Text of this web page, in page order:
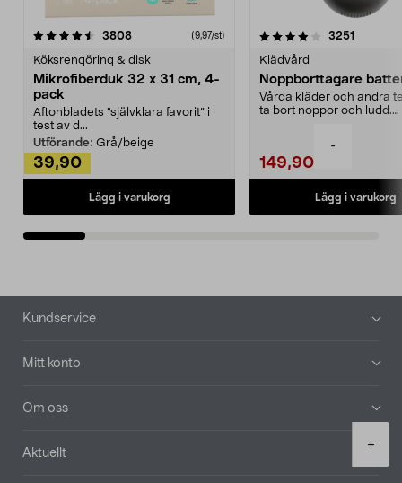
-
+
3808recensioner (9,97/st)
Köksrengöring & disk
Mikrofiberduk 32 x 31 cm, 4-
pack
Aftonbladets "självklara favorit” i
test av d...
Utförande: Grå/beige
39,90
Lägg i varukorg
4.0av 5 stjärnor 3251
Klädvård
Noppborttagare
Vårda kläder och andra
ta bort noppor och ludd.
149,90
Lägg i varukorg
4.5av 5 stjärnor
Sidfot
Kundservice
Mitt konto
Om oss
Aktuellt